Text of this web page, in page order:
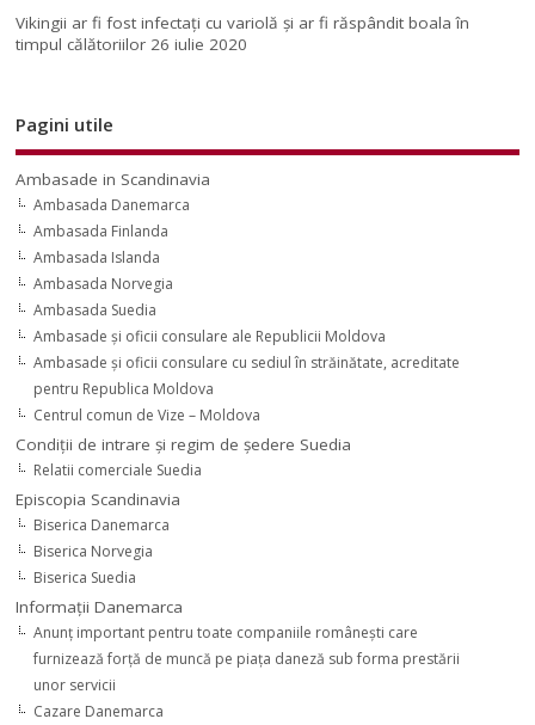
Vikingii ar fi fost infectaţi cu variolă şi ar fi răspândit boala în
timpul călătoriilor 26 iulie 2020
Pagini utile
Ambasade in Scandinavia
Ambasada Danemarca
Ambasada Finlanda
Ambasada Islanda
Ambasada Norvegia
Ambasada Suedia
Ambasade şi oficii consulare ale Republicii Moldova
Ambasade şi oficii consulare cu sediul în străinătate, acreditate
pentru Republica Moldova
Centrul comun de Vize – Moldova
Condiţii de intrare şi regim de şedere Suedia
Relatii comerciale Suedia
Episcopia Scandinavia
Biserica Danemarca
Biserica Norvegia
Biserica Suedia
Informaţii Danemarca
Anunţ important pentru toate companiile româneşti care
furnizează forţă de muncă pe piaţa daneză sub forma prestării
unor servicii
Cazare Danemarca